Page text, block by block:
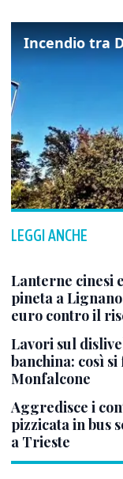
LEGGI ANCHE
Lanterne cinesi
pineta a
euro contro il
Lavori sul
banchina: così
Monfalcone
Aggredisce i
pizzicata in bus
a Trieste